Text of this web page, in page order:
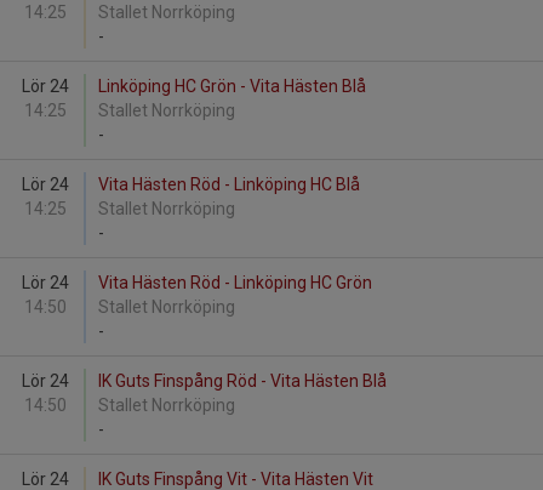
14:25
Stallet Norrköping
-
Lör 24
14:25
Linköping HC Grön - Vita Hästen Blå
Stallet Norrköping
-
Lör 24
14:25
Vita Hästen Röd - Linköping HC Blå
Stallet Norrköping
-
Lör 24
14:50
Vita Hästen Röd - Linköping HC Grön
Stallet Norrköping
-
Lör 24
14:50
IK Guts Finspång Röd - Vita Hästen Blå
Stallet Norrköping
-
Lör 24
IK Guts Finspång Vit - Vita Hästen Vit